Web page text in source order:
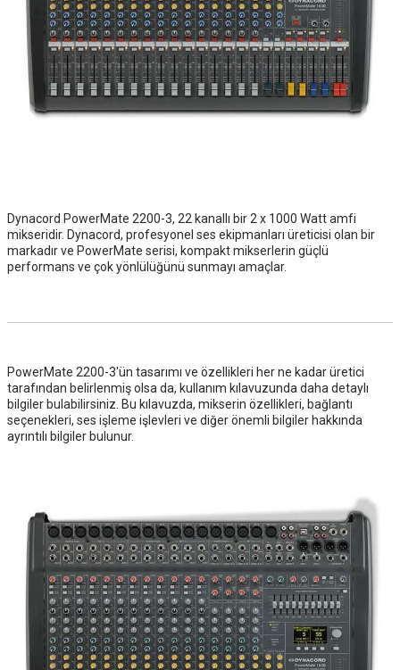
Dynacord PowerMate 2200-3, 22 kanallı bir 2 x 1000 Watt amfi
mikseridir. Dynacord, profesyonel ses ekipmanları üreticisi olan bir
markadır ve PowerMate serisi, kompakt mikserlerin güçlü
performans ve çok yönlülüğünü sunmayı amaçlar.
PowerMate 2200-3'ün tasarımı ve özellikleri her ne kadar üretici
tarafından belirlenmiş olsa da, kullanım kılavuzunda daha detaylı
bilgiler bulabilirsiniz. Bu kılavuzda, mikserin özellikleri, bağlantı
seçenekleri, ses işleme işlevleri ve diğer önemli bilgiler hakkında
ayrıntılı bilgiler bulunur.